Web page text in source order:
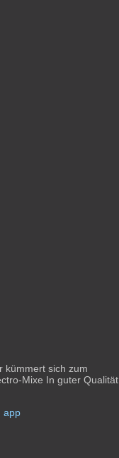
kümmert sich zum
Mixe In guter Qualität